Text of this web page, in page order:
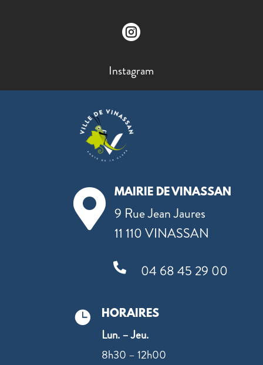

Instagram
 MAIRIE DE VINASSAN
9 Rue Jean Jaures
11 110 VINASSAN
 04 68 45 29 00
 HORAIRES
Lun. – Jeu.
8h30 – 12h00